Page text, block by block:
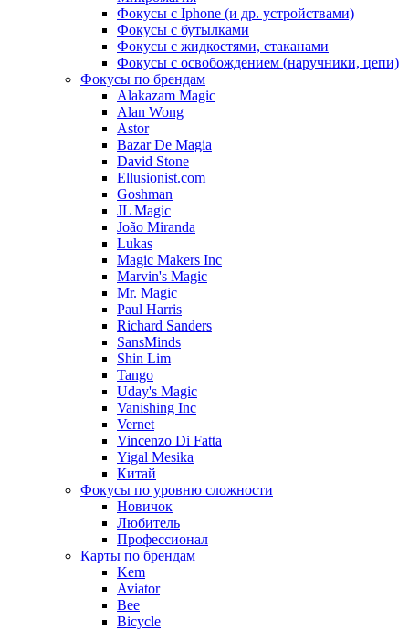
Фокусы с Iphone (и др. устройствами)
Фокусы с бутылками
Фокусы с жидкостями, стаканами
Фокусы с освобождением (наручники, цепи)
Фокусы по брендам
Alakazam Magic
Alan Wong
Astor
Bazar De Magia
David Stone
Ellusionist.com
Goshman
JL Magic
João Miranda
Lukas
Magic Makers Inc
Marvin's Magic
Mr. Magic
Paul Harris
Richard Sanders
SansMinds
Shin Lim
Tango
Uday's Magic
Vanishing Inc
Vernet
Vincenzo Di Fatta
Yigal Mesika
Китай
Фокусы по уровню сложности
Новичок
Любитель
Профессионал
Карты по брендам
Kem
Aviator
Bee
Bicycle